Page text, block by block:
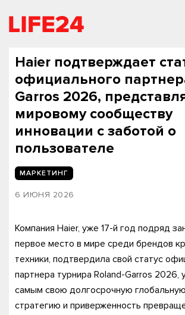
Haier подтверждает
официального
Garros 2026,
мировому сообществу
инновации с заботой о
пользователе
МАРКЕТИНГ
6 ИЮНЯ 2026
Компания Haier, уже 17-й год подряд
первое место в мире среди брендов
техники, подтвердила свой статус
партнера турнира Roland-Garros 2026,
самым свою долгосрочную
стратегию и приверженность